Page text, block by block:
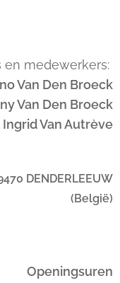
en medewerkers:
Van Den Broeck
Van Den Broeck
Ingrid Van Autrève
DENDERLEEUW
(België)
Openingsuren